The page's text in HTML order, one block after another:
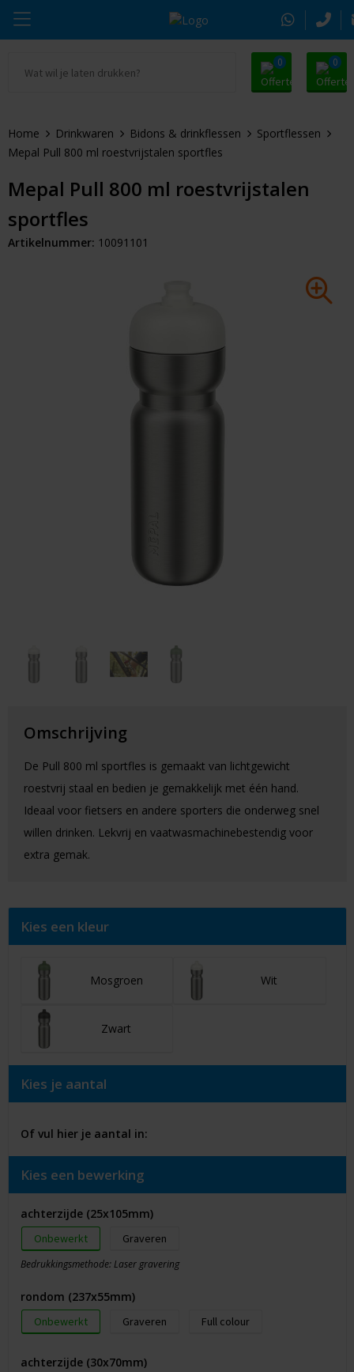
0 0
Drinkwaren
Tassen & Reizen
Outdoor & Vrije Tijd
Alle promosnoepje
Zomer
Kerst
Thule
Alle merken
Home Drinkwaren Bidons & drinkflessen
Sportflessen
Mepal Pull 800 ml roestvrijstalen sportfles
Mepal Pull 800 ml roestvrijstalen
sportfles
Artikelnummer: 10091101
Omschrijving
De Pull 800 ml sportfles is gemaakt van lichtgewicht
roestvrij staal en bedien je gemakkelijk met één hand.
Ideaal voor fietsers en andere sporters die onderweg snel
willen drinken. Lekvrij en vaatwasmachinebestendig voor
extra gemak.
Kies een kleur
Mosgroen Wit
Zwart
Kies je aantal
Of vul hier je aantal in:
Kies een bewerking
achterzijde (25x105mm)
Onbewerkt Graveren
Bedrukkingsmethode: Laser gravering
rondom (237x55mm)
Onbewerkt Graveren Full colour
achterzijde (30x70mm)